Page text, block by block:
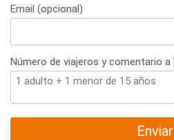
Email (opcional)
Número de viajeros y comentario
Enviar